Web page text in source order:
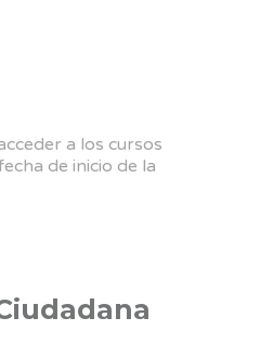
a los cursos
de inicio de la